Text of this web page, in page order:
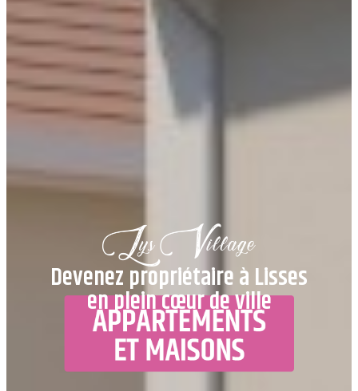
Devenez propriétaire à Lisses
en plein cœur de ville